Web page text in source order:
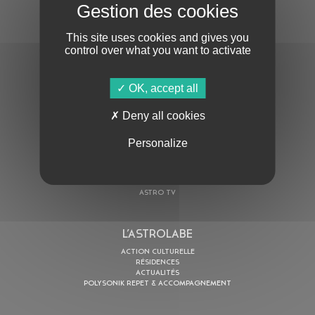
S'ABONNER À LA NEWSLETTER
En cochant cette case, j’accepte la Politique de confidentialité
ASTRO TV
L’ASTROLABE
ACTION CULTURELLE
RÉSIDENCES
ACTUALITÉS
POLYSONIK REPET & ACCOMPAGNEMENT
This site uses cookies and gives you
control over what you want to activate
OK, accept all
Deny all cookies
Personalize